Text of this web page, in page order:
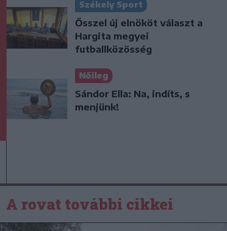
Székely Sport
Ősszel új elnököt választ a
Hargita megyei
futballközösség
Nőileg
Sándor Ella: Na, indíts, s
menjünk!
A rovat további cikkei